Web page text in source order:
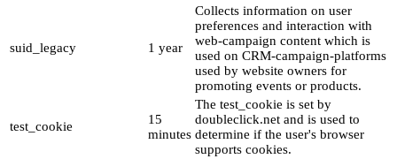
suid_legacy 1 year
Collects information on user
preferences and interaction with
web-campaign content which is
used on CRM-campaign-platforms
used by website owners for
promoting events or products.
test_cookie
15
minutes
The test_cookie is set by
doubleclick.net and is used to
determine if the user's browser
supports cookies.